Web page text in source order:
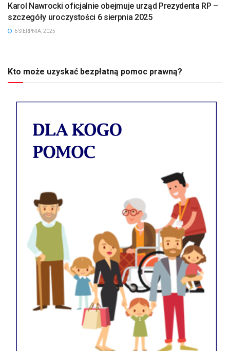
Karol Nawrocki oficjalnie obejmuje urząd Prezydenta RP –
szczegóły uroczystości 6 sierpnia 2025
6 SIERPNIA, 2025
Kto może uzyskać bezpłatną pomoc prawną?